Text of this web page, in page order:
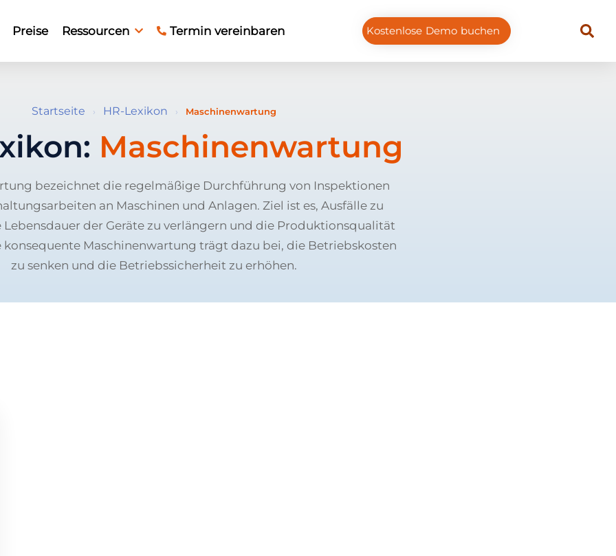
Preise Ressourcen Termin vereinbaren Kostenlose Demo buchen
Startseite › HR-Lexikon › Maschinenwartung
Maschinenwartung
bezeichnet die regelmäßige Durchführung von Inspektionen
an Maschinen und Anlagen. Ziel ist es, Ausfälle zu
der Geräte zu verlängern und die Produktionsqualität
konsequente Maschinenwartung trägt dazu bei, die Betriebskosten
zu senken und die Betriebssicherheit zu erhöhen.